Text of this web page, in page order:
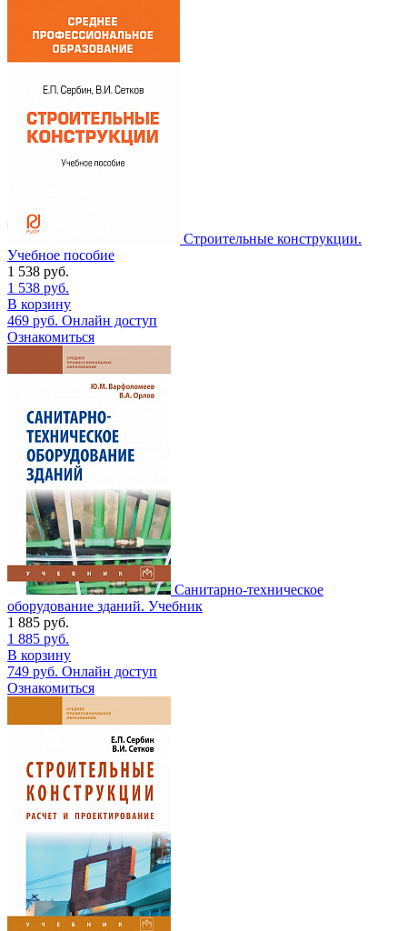
Строительные конструкции.
Учебное пособие
1 538 руб.
1 538 руб.
В корзину
469 руб. Онлайн доступ
Ознакомиться
Санитарно-техническое
оборудование зданий. Учебник
1 885 руб.
1 885 руб.
В корзину
749 руб. Онлайн доступ
Ознакомиться